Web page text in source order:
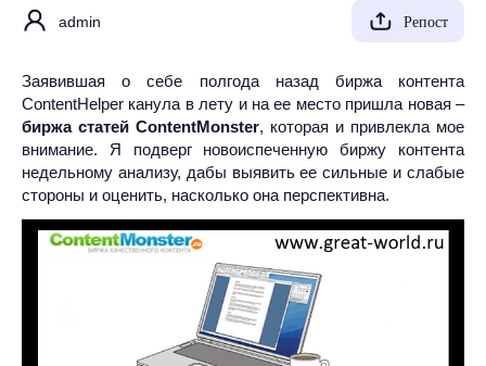
admin Репост
Заявившая о себе полгода назад биржа контента
ContentHelper канула в лету и на ее место пришла новая –
биржа статей ContentMonster, которая и привлекла мое
внимание. Я подверг новоиспеченную биржу контента
недельному анализу, дабы выявить ее сильные и слабые
стороны и оценить, насколько она перспективна.